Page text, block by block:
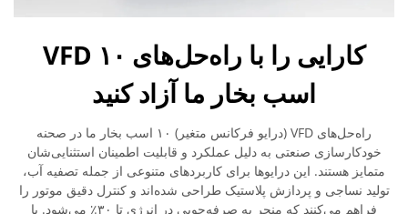
کارایی را با راه‌حل‌های VFD ۱۰
اسب بخار ما آزاد کنید
راه‌حل‌های VFD (درایو فرکانس متغیر) ۱۰ اسب بخار ما در صحنه
خودکارسازی صنعتی به دلیل عملکرد و قابلیت اطمینان استثنایی‌شان
متمایز هستند. این درایوها برای کاربردهای متنوعی از جمله تصفیه آب،
تولید نساجی و پردازش پلاستیک طراحی شده‌اند و کنترل دقیق موتور را
فراهم می‌کنند که منجر به صرفه‌جویی در انرژی تا ۳۰٪ می‌شود. با